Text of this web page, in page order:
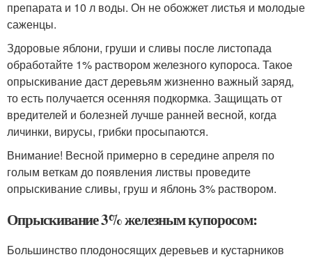
препарата и 10 л воды. Он не обожжет листья и молодые
саженцы.
Здоровые яблони, груши и сливы после листопада
обработайте 1% раствором железного купороса. Такое
опрыскивание даст деревьям жизненно важный заряд,
то есть получается осенняя подкормка. Защищать от
вредителей и болезней лучше ранней весной, когда
личинки, вирусы, грибки просыпаются.
Внимание! Весной примерно в середине апреля по
голым веткам до появления листвы проведите
опрыскивание сливы, груш и яблонь 3% раствором.
Опрыскивание 3% железным купоросом:
Большинство плодоносящих деревьев и кустарников